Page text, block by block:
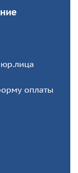
оплаты